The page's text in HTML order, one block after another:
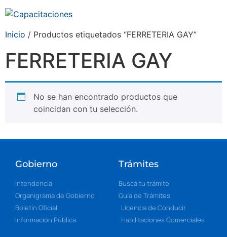
Inicio / Productos etiquetados “FERRETERIA GAY”
FERRETERIA GAY
No se han encontrado productos que
coincidan con tu selección.
Gobierno
Intendencia
Organigrama de Gobierno
Boletín Oficial
Información Pública
Trámites
Buscá tu trámite
Guía de Trámites
Licencia de Conducir
Habilitaciones Comerciales